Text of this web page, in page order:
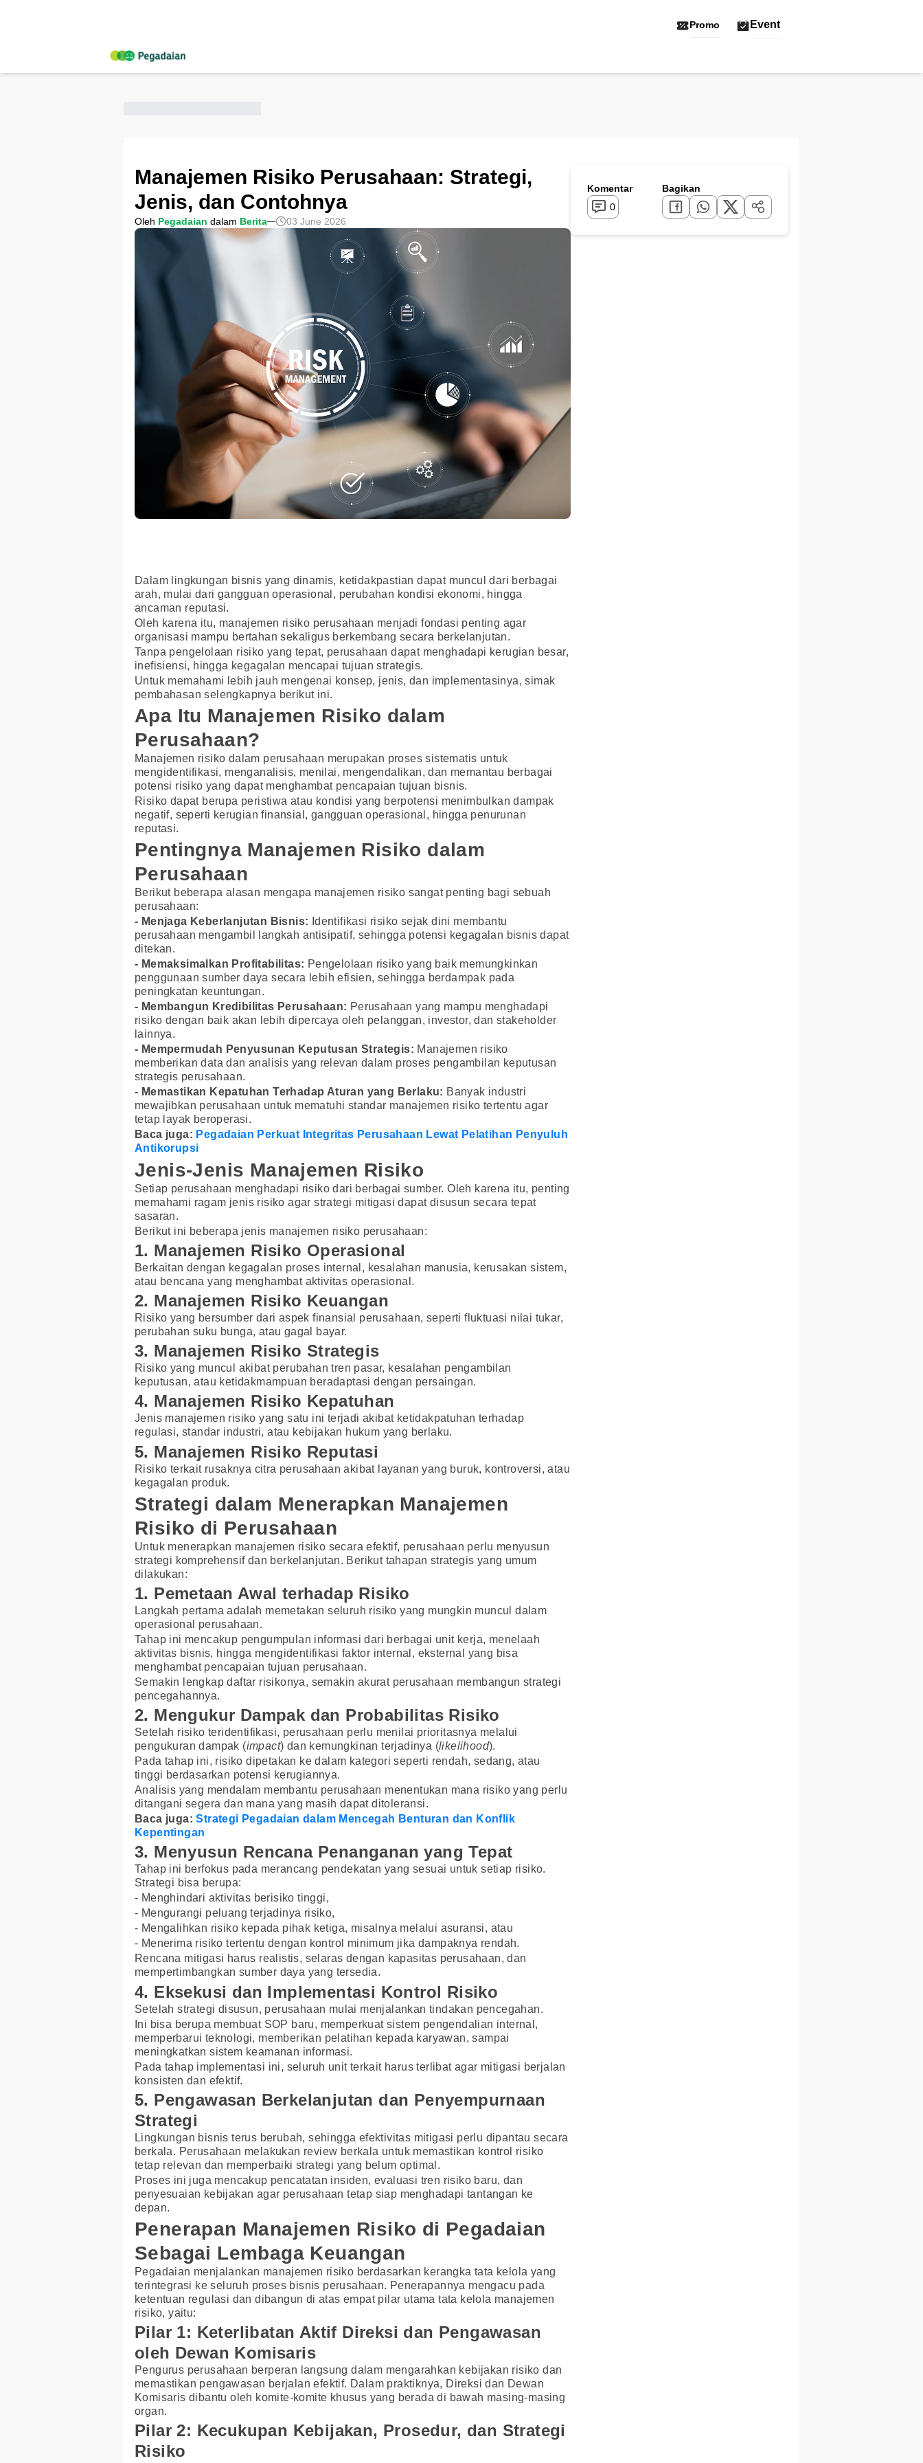
Promo Event
Manajemen Risiko Perusahaan: Strategi,
Jenis, dan Contohnya
Oleh Pegadaian dalam Berita 03 June 2026
Dalam lingkungan bisnis yang dinamis, ketidakpastian dapat muncul dari berbagai
arah, mulai dari gangguan operasional, perubahan kondisi ekonomi, hingga
ancaman reputasi.
Oleh karena itu, manajemen risiko perusahaan menjadi fondasi penting agar
organisasi mampu bertahan sekaligus berkembang secara berkelanjutan.
Tanpa pengelolaan risiko yang tepat, perusahaan dapat menghadapi kerugian besar,
inefisiensi, hingga kegagalan mencapai tujuan strategis.
Untuk memahami lebih jauh mengenai konsep, jenis, dan implementasinya, simak
pembahasan selengkapnya berikut ini.
Apa Itu Manajemen Risiko dalam
Perusahaan?
Manajemen risiko dalam perusahaan merupakan proses sistematis untuk
mengidentifikasi, menganalisis, menilai, mengendalikan, dan memantau berbagai
potensi risiko yang dapat menghambat pencapaian tujuan bisnis.
Risiko dapat berupa peristiwa atau kondisi yang berpotensi menimbulkan dampak
negatif, seperti kerugian finansial, gangguan operasional, hingga penurunan
reputasi.
Pentingnya Manajemen Risiko dalam
Perusahaan
Berikut beberapa alasan mengapa manajemen risiko sangat penting bagi sebuah
perusahaan:
- Menjaga Keberlanjutan Bisnis: Identifikasi risiko sejak dini membantu
perusahaan mengambil langkah antisipatif, sehingga potensi kegagalan bisnis dapat
ditekan.
- Memaksimalkan Profitabilitas: Pengelolaan risiko yang baik memungkinkan
penggunaan sumber daya secara lebih efisien, sehingga berdampak pada
peningkatan keuntungan.
- Membangun Kredibilitas Perusahaan: Perusahaan yang mampu menghadapi
risiko dengan baik akan lebih dipercaya oleh pelanggan, investor, dan stakeholder
lainnya.
- Mempermudah Penyusunan Keputusan Strategis: Manajemen risiko
memberikan data dan analisis yang relevan dalam proses pengambilan keputusan
strategis perusahaan.
- Memastikan Kepatuhan Terhadap Aturan yang Berlaku: Banyak industri
mewajibkan perusahaan untuk mematuhi standar manajemen risiko tertentu agar
tetap layak beroperasi.
Baca juga: Pegadaian Perkuat Integritas Perusahaan Lewat Pelatihan Penyuluh
Antikorupsi
Jenis-Jenis Manajemen Risiko
Setiap perusahaan menghadapi risiko dari berbagai sumber. Oleh karena itu, penting
memahami ragam jenis risiko agar strategi mitigasi dapat disusun secara tepat
sasaran.
Berikut ini beberapa jenis manajemen risiko perusahaan:
1. Manajemen Risiko Operasional
Berkaitan dengan kegagalan proses internal, kesalahan manusia, kerusakan sistem,
atau bencana yang menghambat aktivitas operasional.
2. Manajemen Risiko Keuangan
Risiko yang bersumber dari aspek finansial perusahaan, seperti fluktuasi nilai tukar,
perubahan suku bunga, atau gagal bayar.
3. Manajemen Risiko Strategis
Risiko yang muncul akibat perubahan tren pasar, kesalahan pengambilan
keputusan, atau ketidakmampuan beradaptasi dengan persaingan.
4. Manajemen Risiko Kepatuhan
Jenis manajemen risiko yang satu ini terjadi akibat ketidakpatuhan terhadap
regulasi, standar industri, atau kebijakan hukum yang berlaku.
5. Manajemen Risiko Reputasi
Risiko terkait rusaknya citra perusahaan akibat layanan yang buruk, kontroversi, atau
kegagalan produk.
Strategi dalam Menerapkan Manajemen
Risiko di Perusahaan
Untuk menerapkan manajemen risiko secara efektif, perusahaan perlu menyusun
strategi komprehensif dan berkelanjutan. Berikut tahapan strategis yang umum
dilakukan:
1. Pemetaan Awal terhadap Risiko
Langkah pertama adalah memetakan seluruh risiko yang mungkin muncul dalam
operasional perusahaan.
Tahap ini mencakup pengumpulan informasi dari berbagai unit kerja, menelaah
aktivitas bisnis, hingga mengidentifikasi faktor internal, eksternal yang bisa
menghambat pencapaian tujuan perusahaan.
Semakin lengkap daftar risikonya, semakin akurat perusahaan membangun strategi
pencegahannya.
2. Mengukur Dampak dan Probabilitas Risiko
Setelah risiko teridentifikasi, perusahaan perlu menilai prioritasnya melalui
pengukuran dampak (impact) dan kemungkinan terjadinya (likelihood).
Pada tahap ini, risiko dipetakan ke dalam kategori seperti rendah, sedang, atau
tinggi berdasarkan potensi kerugiannya.
Analisis yang mendalam membantu perusahaan menentukan mana risiko yang perlu
ditangani segera dan mana yang masih dapat ditoleransi.
Baca juga:Strategi Pegadaian dalam Mencegah Benturan dan Konflik
Kepentingan
3. Menyusun Rencana Penanganan yang Tepat
Tahap ini berfokus pada merancang pendekatan yang sesuai untuk setiap risiko.
Strategi bisa berupa:
- Menghindari aktivitas berisiko tinggi,
- Mengurangi peluang terjadinya risiko,
- Mengalihkan risiko kepada pihak ketiga, misalnya melalui asuransi, atau
- Menerima risiko tertentu dengan kontrol minimum jika dampaknya rendah.
Rencana mitigasi harus realistis, selaras dengan kapasitas perusahaan, dan
mempertimbangkan sumber daya yang tersedia.
4. Eksekusi dan Implementasi Kontrol Risiko
Setelah strategi disusun, perusahaan mulai menjalankan tindakan pencegahan.
Ini bisa berupa membuat SOP baru, memperkuat sistem pengendalian internal,
memperbarui teknologi, memberikan pelatihan kepada karyawan, sampai
meningkatkan sistem keamanan informasi.
Pada tahap implementasi ini, seluruh unit terkait harus terlibat agar mitigasi berjalan
konsisten dan efektif.
5. Pengawasan Berkelanjutan dan Penyempurnaan
Strategi
Lingkungan bisnis terus berubah, sehingga efektivitas mitigasi perlu dipantau secara
berkala. Perusahaan melakukan review berkala untuk memastikan kontrol risiko
tetap relevan dan memperbaiki strategi yang belum optimal.
Proses ini juga mencakup pencatatan insiden, evaluasi tren risiko baru, dan
penyesuaian kebijakan agar perusahaan tetap siap menghadapi tantangan ke
depan.
Penerapan Manajemen Risiko di Pegadaian
Sebagai Lembaga Keuangan
Pegadaian menjalankan manajemen risiko berdasarkan kerangka tata kelola yang
terintegrasi ke seluruh proses bisnis perusahaan. Penerapannya mengacu pada
ketentuan regulasi dan dibangun di atas empat pilar utama tata kelola manajemen
risiko, yaitu:
Pilar 1: Keterlibatan Aktif Direksi dan Pengawasan
oleh Dewan Komisaris
Pengurus perusahaan berperan langsung dalam mengarahkan kebijakan risiko dan
memastikan pengawasan berjalan efektif. Dalam praktiknya, Direksi dan Dewan
Komisaris dibantu oleh komite-komite khusus yang berada di bawah masing-masing
organ.
Pilar 2: Kecukupan Kebijakan, Prosedur, dan Strategi
Risiko
Komentar
0
Bagikan